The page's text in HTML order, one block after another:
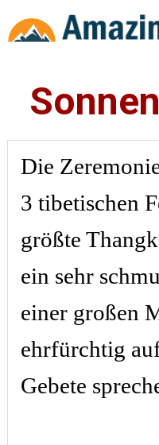
Die
3 tibetischen
größte
ein sehr
einer großen
ehrfürchtig
Gebete